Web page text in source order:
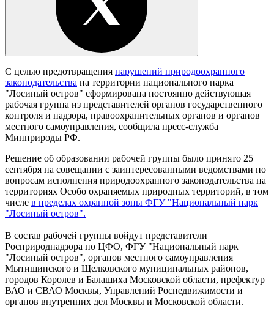
С целью предотвращения нарушений природоохранного
законодательства на территории национального парка
"Лосиный остров" сформирована постоянно действующая
рабочая группа из представителей органов государственного
контроля и надзора, правоохранительных органов и органов
местного самоуправления, сообщила пресс-служба
Минприроды РФ.
Решение об образовании рабочей группы было принято 25
сентября на совещании с заинтересованными ведомствами по
вопросам исполнения природоохранного законодательства на
территориях Особо охраняемых природных территорий, в том
числе в пределах охранной зоны ФГУ "Национальный парк
"Лосиный остров".
В состав рабочей группы войдут представители
Росприроднадзора по ЦФО, ФГУ "Национальный парк
"Лосиный остров", органов местного самоуправления
Мытищинского и Щелковского муниципальных районов,
городов Королев и Балашиха Московской области, префектур
ВАО и СВАО Москвы, Управлений Роснедвижимости и
органов внутренних дел Москвы и Московской области.